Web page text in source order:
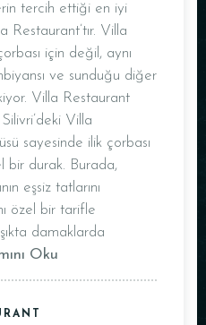
tercih ettiği en iyi
Villa
için değil, aynı
ve sunduğu diğer
Villa Restaurant
Villa
sayesinde ilik çorbası
bir durak. Burada,
eşsiz tatlarını
özel bir tarifle
damaklarda
Oku